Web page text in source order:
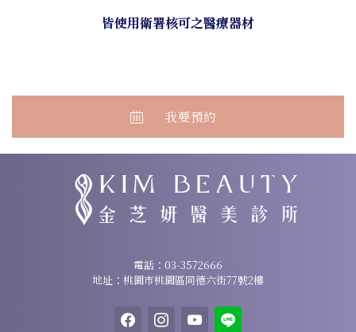
皆使用衛署核可之醫療器材
我要預約
03-3572666地址：桃園市桃園區同德六街77號2樓
電話： 03-3572666
地址：桃園市桃園區同德六街77號2樓
facebookinstagramyoutubeline